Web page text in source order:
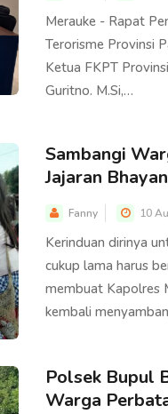
Merauke - Rapat
Terorisme Provinsi
Ketua FKPT
Guritno. M.Si,…
Sambangi
Jajaran
Fanny 10
Kerinduan dirinya
cukup lama harus
membuat Kapolres
kembali
Polsek Bupul
Warga